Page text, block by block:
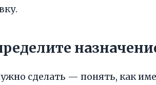
сделать — понять, как